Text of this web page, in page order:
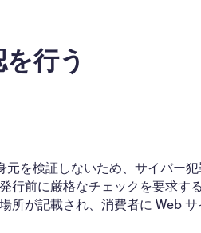
行う
を検証しないため、サイバー
行前に厳格なチェックを要求す
所が記載され、消費者に Web